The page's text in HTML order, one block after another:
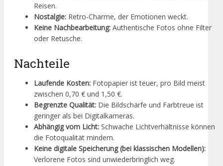
Reisen.
Nostalgie: Retro-Charme, der Emotionen weckt.
Keine Nachbearbeitung: Authentische Fotos ohne Filter
oder Retusche.
Nachteile
Laufende Kosten: Fotopapier ist teuer, pro Bild meist
zwischen 0,70 € und 1,50 €.
Begrenzte Qualität: Die Bildschärfe und Farbtreue ist
geringer als bei Digitalkameras.
Abhängig vom Licht: Schwache Lichtverhältnisse können
die Fotoqualität mindern.
Keine digitale Speicherung (bei klassischen Modellen):
Verlorene Fotos sind unwiederbringlich weg.